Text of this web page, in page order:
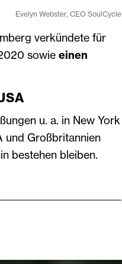
Evelyn Webster, CEO SoulCycle
verkündete für
sowie einen
u. a. in New York
und Großbritannien
bestehen bleiben.